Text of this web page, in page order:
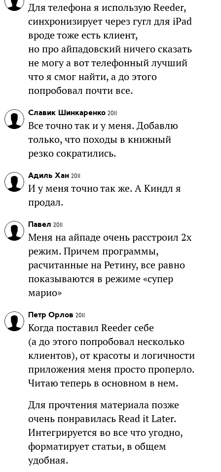
Для телефона я использую Reeder,
синхронизирует через гугл для iPad
вроде тоже есть клиент,
но про айпадовский ничего сказать
не могу а вот телефонный лучший
что я смог найти, а до этого
попробовал почти все.
Славик Шинкаренко 2011
Все точно так и у меня. Добавлю
только, что походы в книжный
резко сократились.
Адиль Хан 2011
И у меня точно так же. А Киндл я
продал.
Павел 2011
Меня на айпаде очень расстроил 2x
режим. Причем программы,
расчитанные на Ретину, все равно
показываются в режиме «супер
марио»
Петр Орлов 2011
Когда поставил Reeder себе
(а до этого попробовал несколько
клиентов), от красоты и логичности
приложения меня просто проперло.
Читаю теперь в основном в нем.
Для прочтения материала позже
очень понравилась Read it Later.
Интегрируется во все что угодно,
форматирует статьи, в общем
удобная.